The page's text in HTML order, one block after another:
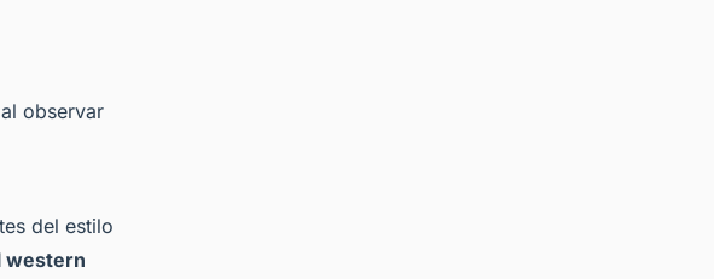
observar
del estilo
western